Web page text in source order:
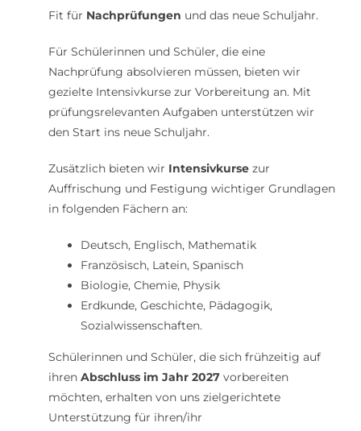
Fit für Nachprüfungen und das neue Schuljahr.
Für Schülerinnen und Schüler, die eine
Nachprüfung absolvieren müssen, bieten wir
gezielte Intensivkurse zur Vorbereitung an. Mit
prüfungsrelevanten Aufgaben unterstützen wir
den Start ins neue Schuljahr.
Zusätzlich bieten wir Intensivkursezur
Auffrischung und Festigung wichtiger Grundlagen
in folgenden Fächern an:
Deutsch, Englisch, Mathematik
Französisch, Latein, Spanisch
Biologie, Chemie, Physik
Erdkunde, Geschichte, Pädagogik,
Sozialwissenschaften.
Schülerinnen und Schüler, die sich frühzeitig auf
ihren Abschluss im Jahr 2027vorbereiten
möchten, erhalten von uns zielgerichtete
Unterstützung für ihren/ihr